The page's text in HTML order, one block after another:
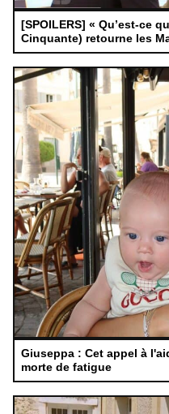
[SPOILERS] « Qu’est-ce
Cinquante) retourne les
Giuseppa : Cet appel à
morte de fatigue